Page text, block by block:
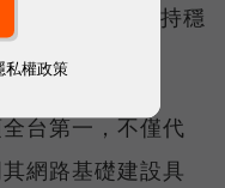
動態，確保維持穩
速。
台第一，不僅代
網路基礎建設具
私權政策